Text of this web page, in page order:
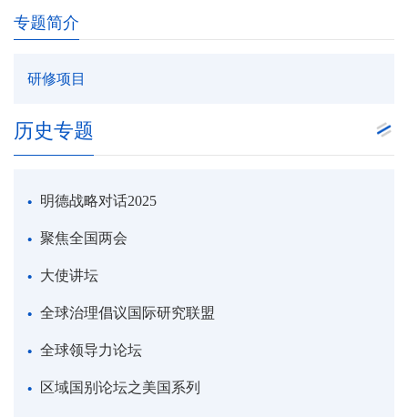
专题简介
研修项目
历史专题
明德战略对话2025
聚焦全国两会
大使讲坛
全球治理倡议国际研究联盟
全球领导力论坛
区域国别论坛之美国系列